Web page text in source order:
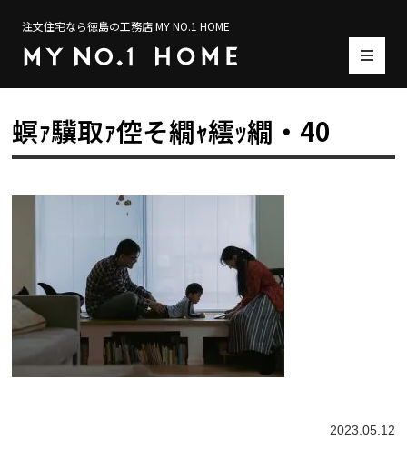
注文住宅なら徳島の工務店 MY NO.1 HOME
螟ｧ驥取ｧ倥そ繝ｬ繧ｯ繝・40
2023.05.12